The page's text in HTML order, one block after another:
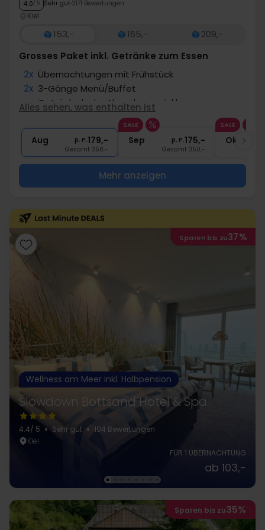
4.0/ 5 Sehr gut 2171 Bewertungen
Kiel
153,- 165,-
209,-
Grosses Paket inkl. Getränke zum Essen
2x Übernachtungen mit Frühstück
2x 3-Gänge Menü/Buffet
∞ Getränke beim Abendessen inkl.
Eintritt in die Erlebnis- & Freizeitwelt
∞ Gratis Internet und Parken
Alles sehen, was enthalten ist
Aug p. P.179,-
Gesamt 358,-
SALE
Sep p. P.175,-
Gesamt 350,-
SALE
Okt
Mehr anzeigen
Sparen bis zu37%
Wellness am Meer inkl. Halbpension
Slowdown Bottsand Hotel & Spa
4.4/ 5 Sehr gut
104 Bewertungen
Kiel
FÜR 1 ÜBERNACHTUNG
ab 103,-
Sparen bis zu35%